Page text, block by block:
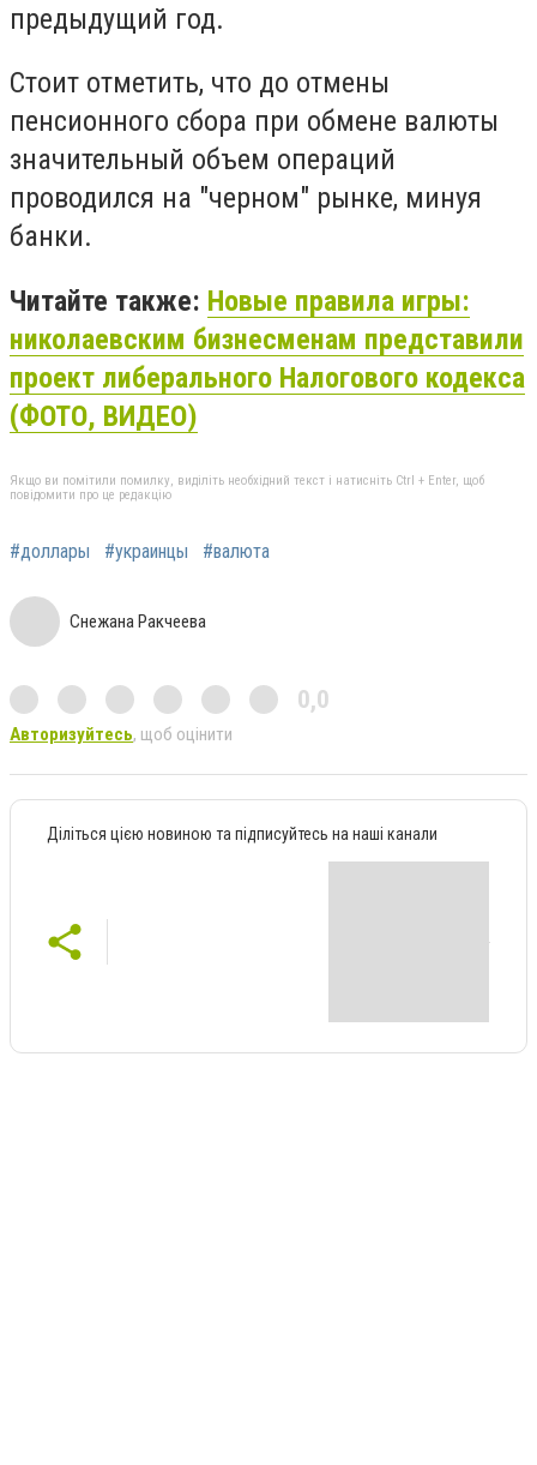
предыдущий год.
Стоит отметить, что до отмены
пенсионного сбора при обмене валюты
значительный объем операций
проводился на "черном" рынке, минуя
банки.
Читайте также: Новые правила игры:
николаевским бизнесменам представили
проект либерального Налогового кодекса
(ФОТО, ВИДЕО)
Якщо ви помітили помилку, виділіть необхідний текст і натисніть Ctrl + Enter, щоб
повідомити про це редакцію
#доллары #украинцы #валюта
Снежана Ракчеева
0,0
Авторизуйтесь, щоб оцінити
Діліться цією новиною та підписуйтесь на наші канали